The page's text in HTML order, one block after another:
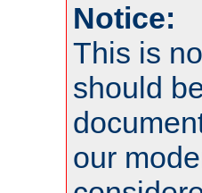
Notice:
This is
should
our